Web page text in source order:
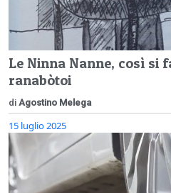
Le Ninna Nanne, così si
ranabòtoi
di Agostino Melega
15 luglio 2025